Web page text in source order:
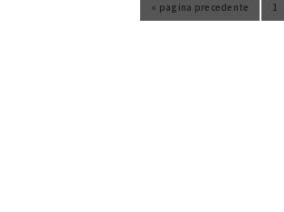
« pagina precedente 1